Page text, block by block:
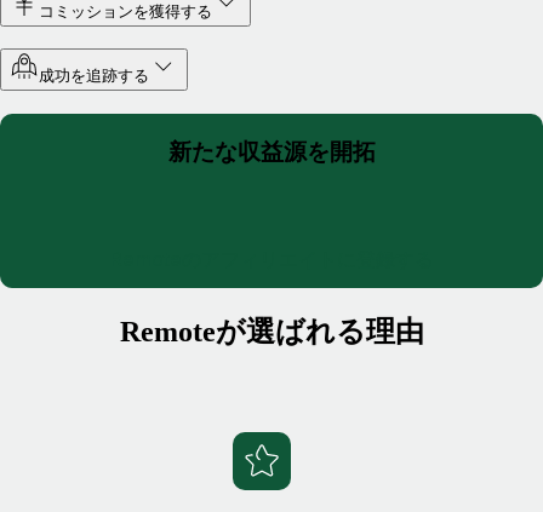
コミッションを獲得する
成功を追跡する
新たな収益源を開拓
Remoteが選ばれる理由